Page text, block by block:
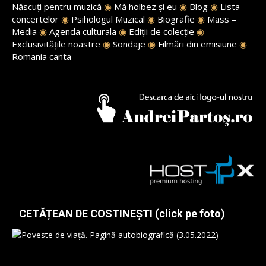
Născuți pentru muzică ◉ Mă holbez și eu ◉ Blog ◉ Lista
concertelor ◉ Psihologul Muzical ◉ Biografie ◉ Mass –
Media ◉ Agenda culturala ◉ Ediții de colecție ◉
Exclusivitățile noastre ◉ Sondaje ◉ Filmări din emisiune ◉
Romania canta
CETĂȚEAN DE COSTINEȘTI (click pe foto)